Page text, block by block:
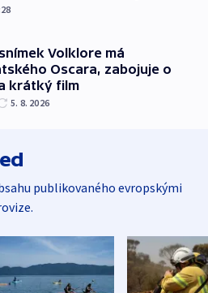
Volklore má
Oscara, zabojuje o
krátký film
5. 8. 2026
publikovaného evropskými